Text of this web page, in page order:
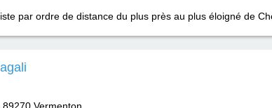
par ordre de distance du plus près au plus éloigné de